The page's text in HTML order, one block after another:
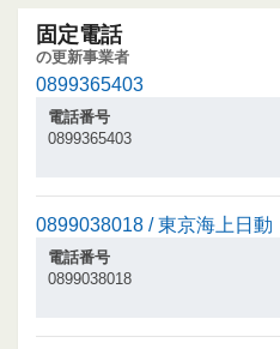
固定電話
の更新事業者
0899365403
電話番号
0899365403
0899038018 / 東京海上日動
電話番号
0899038018